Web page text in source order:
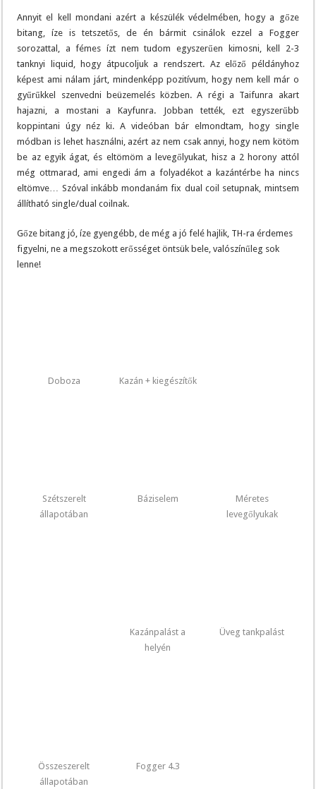
Annyit el kell mondani azért a készülék védelmében, hogy a gőze
bitang, íze is tetszetős, de én bármit csinálok ezzel a Fogger
sorozattal, a fémes ízt nem tudom egyszerűen kimosni, kell 2-3
tanknyi liquid, hogy átpucoljuk a rendszert. Az előző példányhoz
képest ami nálam járt, mindenképp pozitívum, hogy nem kell már o
gyűrűkkel szenvedni beüzemelés közben. A régi a Taifunra akart
hajazni, a mostani a Kayfunra. Jobban tették, ezt egyszerűbb
koppintani úgy néz ki. A videóban bár elmondtam, hogy single
módban is lehet használni, azért az nem csak annyi, hogy nem kötöm
be az egyik ágat, és eltömöm a levegőlyukat, hisz a 2 horony attól
még ottmarad, ami engedi ám a folyadékot a kazántérbe ha nincs
eltömve… Szóval inkább mondanám fix dual coil setupnak, mintsem
állítható single/dual coilnak.
Gőze bitang jó, íze gyengébb, de még a jó felé hajlik, TH-ra érdemes
figyelni, ne a megszokott erősséget öntsük bele, valószínűleg sok
lenne!
Doboza Kazán + kiegészítők
Szétszerelt
állapotában
Báziselem
Méretes
levegőlyukak
Kazánpalást a
helyén
Üveg tankpalást
Összeszerelt
állapotában
Fogger 4.3